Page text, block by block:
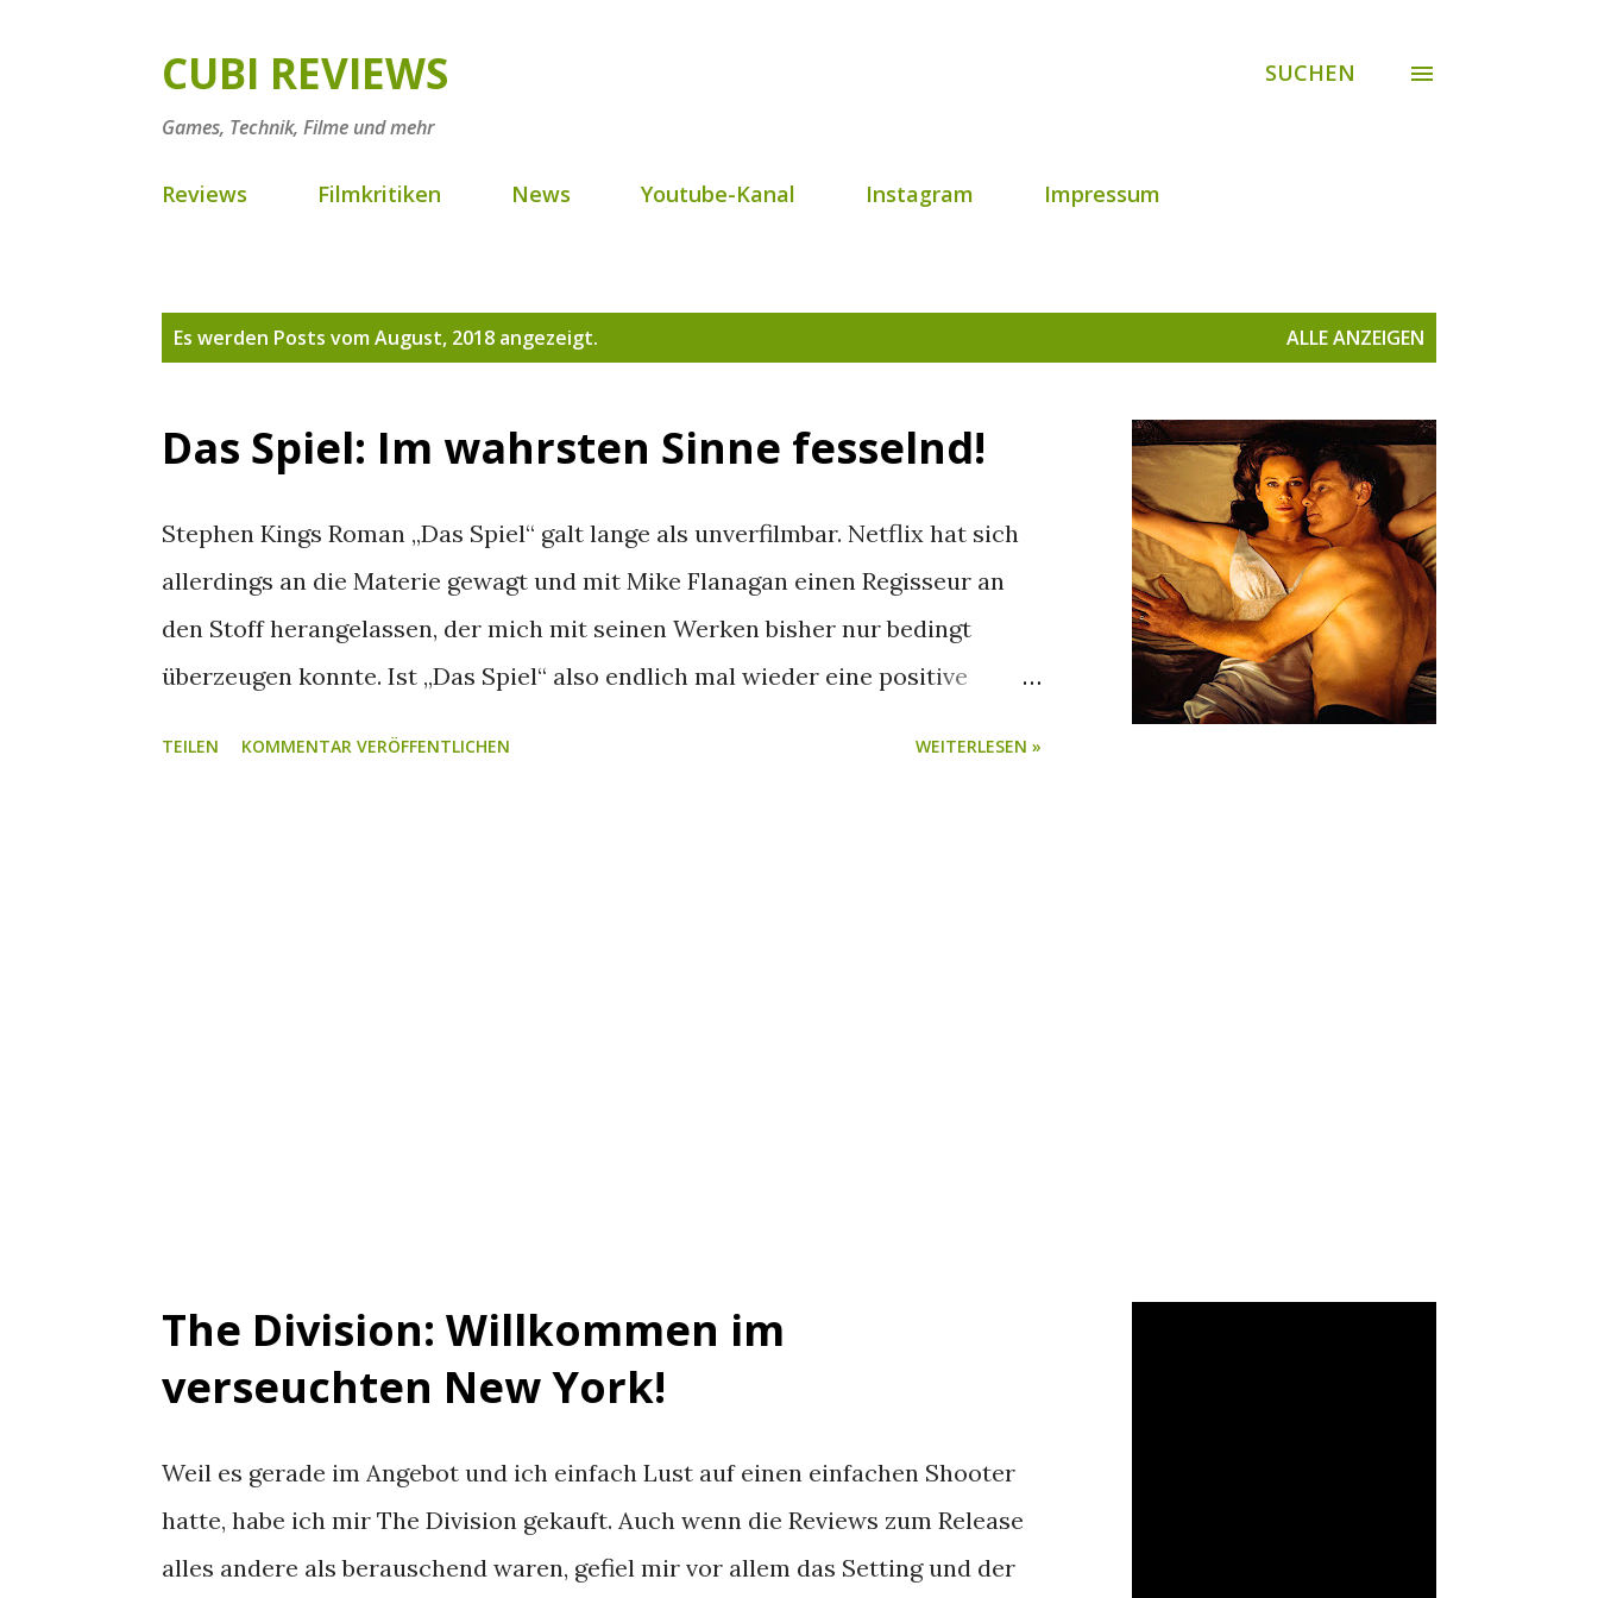
CUBI REVIEWS
Games, Technik, Filme und mehr
SUCHEN
Reviews Filmkritiken News Youtube-Kanal Instagram Impressum
Es werden Posts vom August, 2018 angezeigt. ALLE ANZEIGEN
Das Spiel: Im wahrsten Sinne fesselnd!
Stephen Kings Roman „Das Spiel“ galt lange als unverfilmbar. Netflix hat sich
allerdings an die Materie gewagt und mit Mike Flanagan einen Regisseur an
den Stoff herangelassen, der mich mit seinen Werken bisher nur bedingt
überzeugen konnte. Ist „Das Spiel“ also endlich mal wieder eine positive
TEILEN KOMMENTAR VERÖFFENTLICHEN WEITERLESEN »
The Division: Willkommen im
verseuchten New York!
Weil es gerade im Angebot und ich einfach Lust auf einen einfachen Shooter
hatte, habe ich mir The Division gekauft. Auch wenn die Reviews zum Release
alles andere als berauschend waren, gefiel mir vor allem das Setting und der